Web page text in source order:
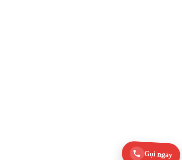
Gọi ngay